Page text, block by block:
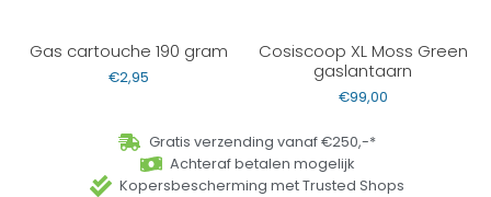
Gas cartouche 190 gram
€2,95
Cosiscoop XL Moss Green
gaslantaarn
€99,00
Gratis verzending vanaf €250,-*
Achteraf betalen mogelijk
Kopersbescherming met Trusted Shops